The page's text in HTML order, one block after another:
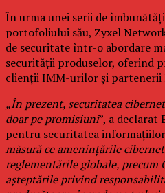
În urma unei serii de
portofoliului său, Zyxel
de securitate într-o abordare
securității produselor, oferind
clienții IMM-urilor și partenerii
„În prezent, securitatea
doar pe promisiuni”, a declarat
pentru securitatea
măsură ce amenințările
reglementările globale, precum
așteptările privind